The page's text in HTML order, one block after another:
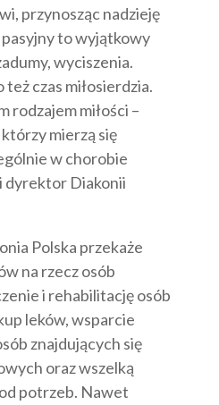
przynosząc nadzieję
pasyjny to wyjątkowy
wyciszenia.
też czas miłosierdzia.
rodzajem miłości –
mierzą się
w chorobie
dyrektor Diakonii
Polska przekaże
na rzecz osób
i rehabilitację osób
leków, wsparcie
znajdujących się
oraz wszelką
potrzeb. Nawet